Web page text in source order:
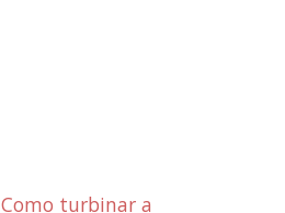
Como turbinar a